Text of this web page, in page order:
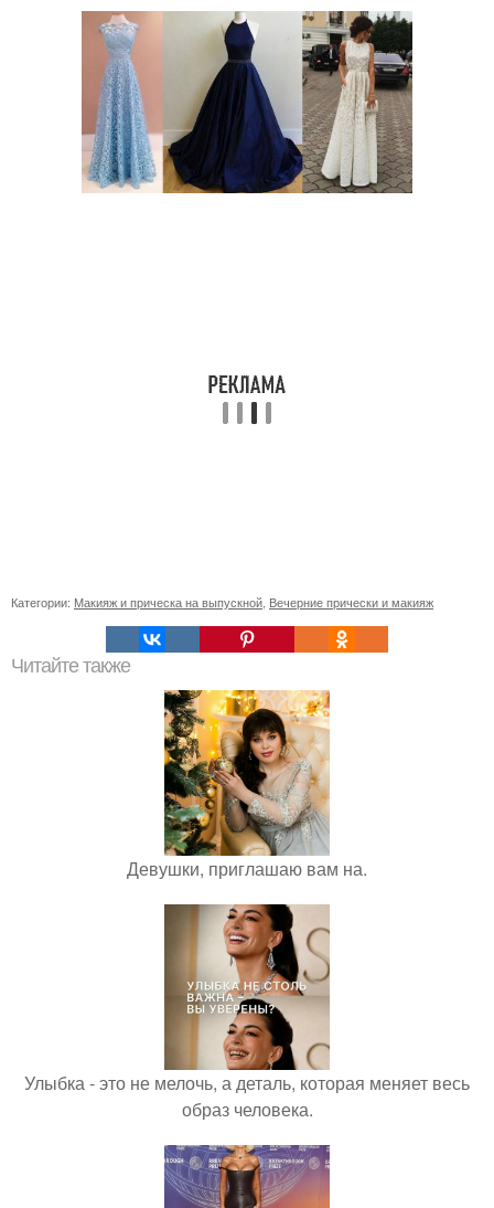
Категории: Макияж и прическа на выпускной Вечерние прически и макияж
Читайте также
Девушки, приглашаю вам на.
Улыбка - это не мелочь, а деталь, которая меняет весь
образ человека.